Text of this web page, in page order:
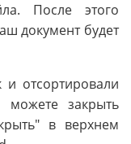
После этого
документ будет
и отсортировали
закрыть
в верхнем